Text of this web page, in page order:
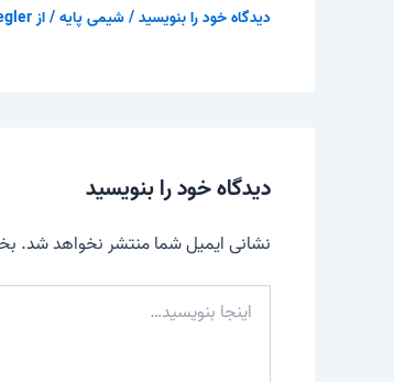
دیدگاه‌ خود را بنویسید/شیمی پایه/ از
دیدگاه‌ خود را بنویسید
نشانی ایمیل شما منتشر نخواهد شد.
اینجا
بنویسید…